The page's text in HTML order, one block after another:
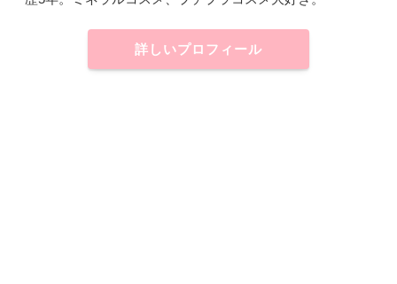
詳しいプロフィール